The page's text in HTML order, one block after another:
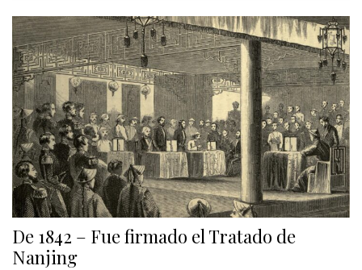
De 1842 – Fue firmado el Tratado de
Nanjing